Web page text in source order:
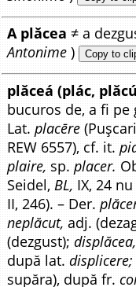
A plăcea ≠ a
Antonime ) Copy to
plăceá (plác,
bucuros de, a fi
Lat.placēre
REW 6557), cf. it.
plaire, sp.placer.
Seidel, BL, IX, 24
II, 246). – Der.
neplăcut, adj.
(dezgust);displăcea,
după lat.
supăra), după fr.